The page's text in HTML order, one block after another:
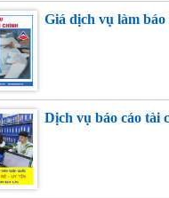
Giá dịch vụ làm
Dịch vụ báo cáo